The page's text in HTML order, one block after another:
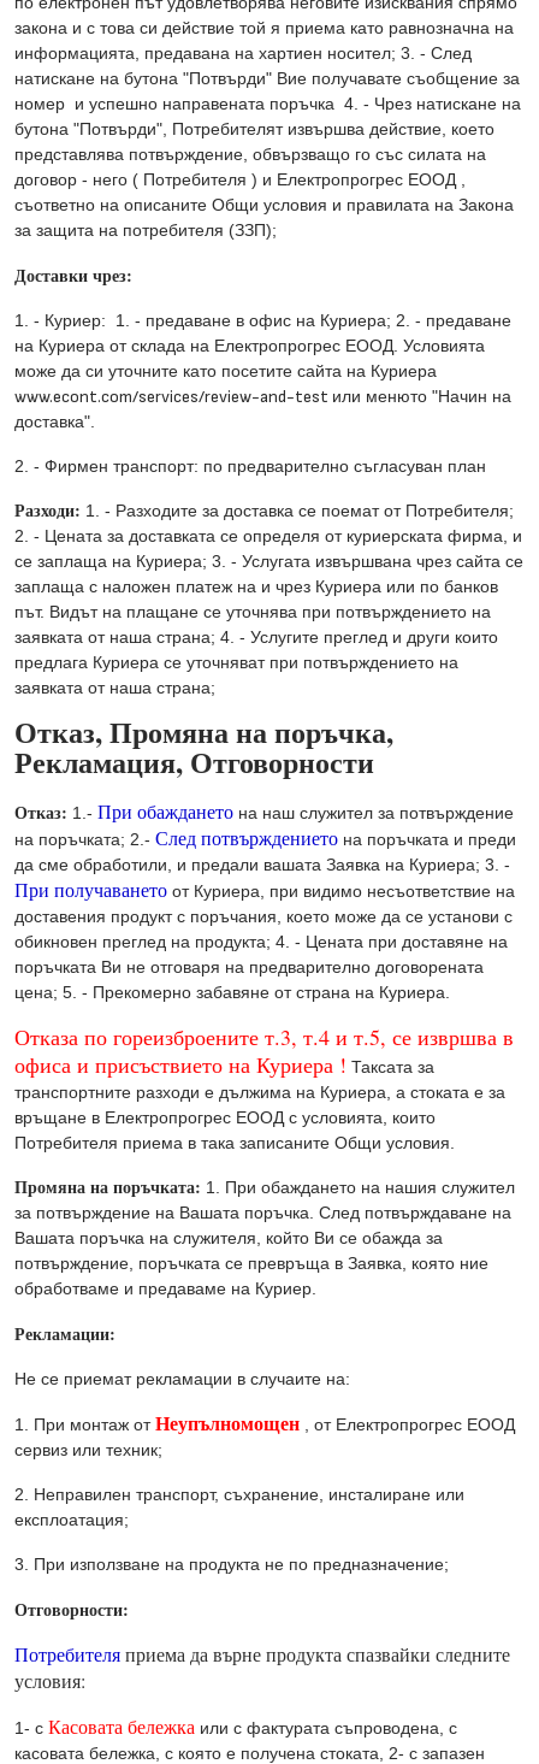
закона и с това си действие той я приема като равнозначна на
информацията, предавана на хартиен носител; 3. - След
натискане на бутона "Потвърди" Вие получавате съобщение за
номер и успешно направената поръчка 4. - Чрез натискане на
бутона "Потвърди", Потребителят извършва действие, което
представлява потвърждение, обвързващо го със силата на
договор - него ( Потребителя ) и Електропрогрес ЕООД ,
съответно на описаните Общи условия и правилата на Закона
за защита на потребителя (ЗЗП);
Доставки чрез:
1. - Куриер: 1. - предаване в офис на Куриера; 2. - предаване
на Куриера от склада на Електропрогрес ЕООД. Условията
може да си уточните като посетите сайта на Куриера
www.econt.com/services/review-and-test или менюто "Начин на
доставка".
2. - Фирмен транспорт: по предварително съгласуван план
Разходи: 1. - Разходите за доставка се поемат от Потребителя;
2. - Цената за доставката се определя от куриерската фирма, и
се заплаща на Куриера; 3. - Услугата извършвана чрез сайта се
заплаща с наложен платеж на и чрез Куриера или по банков
път. Видът на плащане се уточнява при потвърждението на
заявката от наша страна; 4. - Услугите преглед и други които
предлага Куриера се уточняват при потвърждението на
заявката от наша страна;
Отказ, Промяна на поръчка,
Рекламация, Отговорности
Отказ: 1.- При обаждането на наш служител за потвърждение
на поръчката; 2.- След потвърждението на поръчката и преди
да сме обработили, и предали вашата Заявка на Куриера; 3. -
При получаването от Куриера, при видимо несъответствие на
доставения продукт с поръчания, което може да се установи с
обикновен преглед на продукта; 4. - Цената при доставяне на
поръчката Ви не отговаря на предварително договорената
цена; 5. - Прекомерно забавяне от страна на Куриера.
Отказа по гореизброените т.3, т.4 и т.5, се извршва в
офиса и присъствието на Куриера ! Таксата за
транспортните разходи е дължима на Куриера, а стоката е за
връщане в Електропрогрес ЕООД с условията, които
Потребителя приема в така записаните Общи условия.
Промяна на поръчката: 1. При обаждането на нашия служител
за потвърждение на Вашата поръчка. След потвърждаване на
Вашата поръчка на служителя, който Ви се обажда за
потвърждение, поръчката се превръща в Заявка, която ние
обработваме и предаваме на Куриер.
Рекламации:
Не се приемат рекламации в случаите на:
1. При монтаж отНеупълномощен
, от Електропрогрес ЕООД
сервиз или техник;
2. Неправилен транспорт, съхранение, инсталиране или
експлоатация;
3. При използване на продукта не по предназначение;
Отговорности:
Потребителяприема да върне продукта спазвайки следните
условия:
1- с Касовата бележка или с фактурата съпроводена, с
касовата бележка, с която е получена стоката, 2- с запазен